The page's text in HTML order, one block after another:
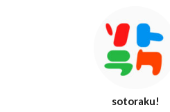
sotoraku!